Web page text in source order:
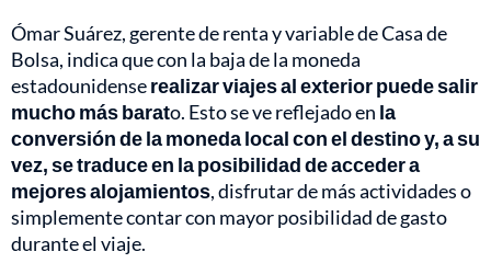
Ómar Suárez, gerente de renta y variable de Casa de
Bolsa, indica que con la baja de la moneda
estadounidenserealizar viajes al exterior puede salir
mucho más barato. Esto se ve reflejado en la
conversión de la moneda local con el destino y, a su
vez, se traduce en la posibilidad de acceder a
mejores alojamientos, disfrutar de más actividades o
simplemente contar con mayor posibilidad de gasto
durante el viaje.